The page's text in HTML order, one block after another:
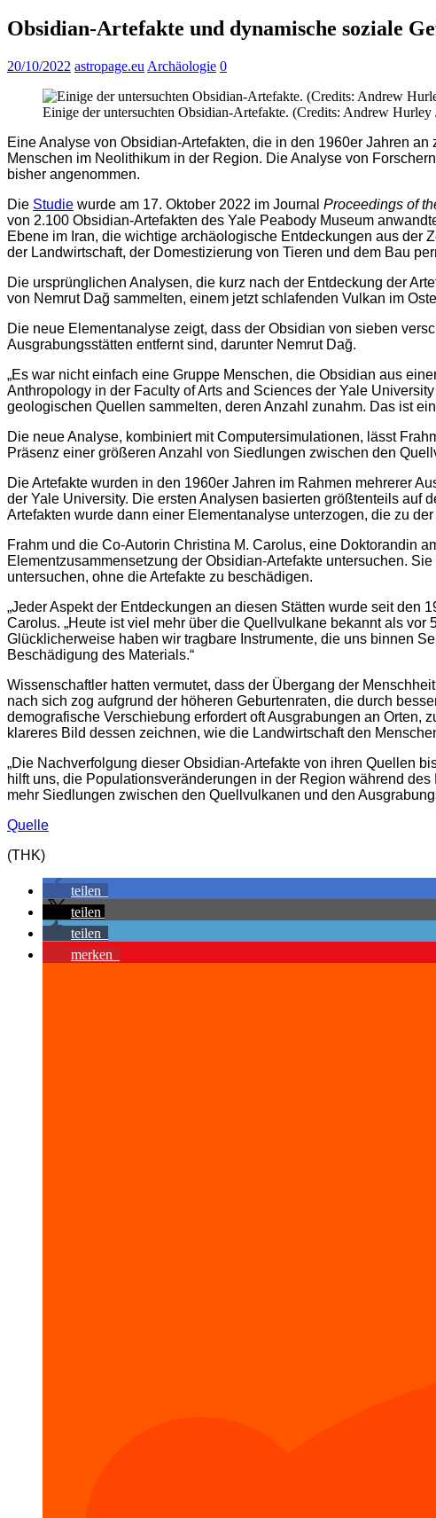
Obsidian-Artefakte und dynamische soziale
20/10/2022 astropage.eu Archäologie 0
Einige der untersuchten Obsidian-Artefakte. (Credits: Andrew
Eine Analyse von Obsidian-Artefakten, die in den 1960er Jahren
Menschen im Neolithikum in der Region. Die Analyse von
bisher angenommen.
Die Studie wurde am 17. Oktober 2022 im Journal Proceedings of
von 2.100 Obsidian-Artefakten des Yale Peabody Museum
Ebene im Iran, die wichtige archäologische Entdeckungen aus der
der Landwirtschaft, der Domestizierung von Tieren und dem Bau
Die ursprünglichen Analysen, die kurz nach der Entdeckung der
von Nemrut Dağ sammelten, einem jetzt schlafenden Vulkan im
Die neue Elementanalyse zeigt, dass der Obsidian von sieben
Ausgrabungsstätten entfernt sind, darunter Nemrut Dağ.
„Es war nicht einfach eine Gruppe Menschen, die Obsidian aus
Anthropology in der Faculty of Arts and Sciences der Yale
geologischen Quellen sammelten, deren Anzahl zunahm. Das ist
Die neue Analyse, kombiniert mit Computersimulationen, lässt
Präsenz einer größeren Anzahl von Siedlungen zwischen den
Die Artefakte wurden in den 1960er Jahren im Rahmen mehrerer
der Yale University. Die ersten Analysen basierten größtenteils auf
Artefakten wurde dann einer Elementanalyse unterzogen, die zu
Frahm und die Co-Autorin Christina M. Carolus, eine Doktorandin
Elementzusammensetzung der Obsidian-Artefakte untersuchen.
untersuchen, ohne die Artefakte zu beschädigen.
„Jeder Aspekt der Entdeckungen an diesen Stätten wurde seit den
Carolus. „Heute ist viel mehr über die Quellvulkane bekannt als
Glücklicherweise haben wir tragbare Instrumente, die uns binnen
Beschädigung des Materials.“
Wissenschaftler hatten vermutet, dass der Übergang der
nach sich zog aufgrund der höheren Geburtenraten, die durch
demografische Verschiebung erfordert oft Ausgrabungen an
klareres Bild dessen zeichnen, wie die Landwirtschaft den
„Die Nachverfolgung dieser Obsidian-Artefakte von ihren Quellen
hilft uns, die Populationsveränderungen in der Region während
mehr Siedlungen zwischen den Quellvulkanen und den
Quelle
(THK)
teilen
teilen
teilen
merken